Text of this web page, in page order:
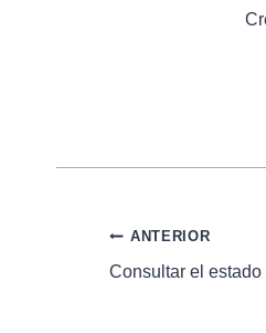
ANTERIOR
Consultar el estado